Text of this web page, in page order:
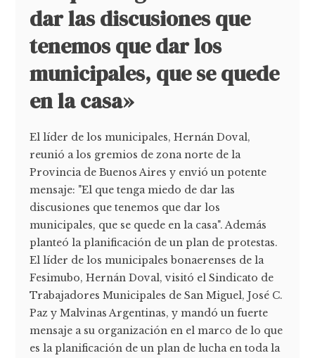
dar las discusiones que
tenemos que dar los
municipales, que se quede
en la casa»
El líder de los municipales, Hernán Doval,
reunió a los gremios de zona norte de la
Provincia de Buenos Aires y envió un potente
mensaje: "El que tenga miedo de dar las
discusiones que tenemos que dar los
municipales, que se quede en la casa". Además
planteó la planificación de un plan de protestas.
El líder de los municipales bonaerenses de la
Fesimubo, Hernán Doval, visitó el Sindicato de
Trabajadores Municipales de San Miguel, José C.
Paz y Malvinas Argentinas, y mandó un fuerte
mensaje a su organización en el marco de lo que
es la planificación de un plan de lucha en toda la